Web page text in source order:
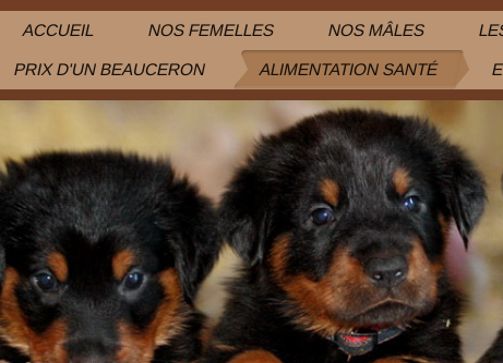
ACCUEIL NOS FEMELLES NOS MÂLES
PRIX D'UN BEAUCERON ALIMENTATION SANTÉ